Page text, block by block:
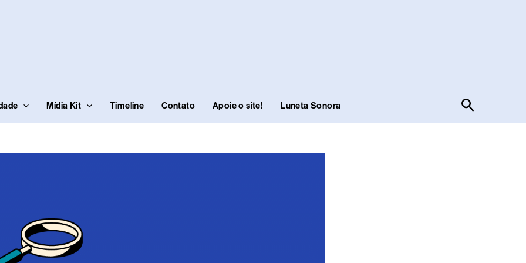
Mídia Kit Timeline Contato Apoie o site! Luneta Sonora Pesquisar